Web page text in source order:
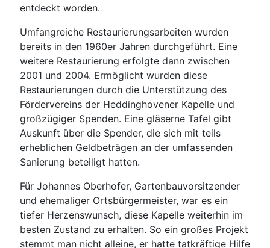
entdeckt worden.
Umfangreiche Restaurierungsarbeiten wurden
bereits in den 1960er Jahren durchgeführt. Eine
weitere Restaurierung erfolgte dann zwischen
2001 und 2004. Ermöglicht wurden diese
Restaurierungen durch die Unterstützung des
Fördervereins der Heddinghovener Kapelle und
großzügiger Spenden. Eine gläserne Tafel gibt
Auskunft über die Spender, die sich mit teils
erheblichen Geldbeträgen an der umfassenden
Sanierung beteiligt hatten.
Für Johannes Oberhofer, Gartenbauvorsitzender
und ehemaliger Ortsbürgermeister, war es ein
tiefer Herzenswunsch, diese Kapelle weiterhin im
besten Zustand zu erhalten. So ein großes Projekt
stemmt man nicht alleine, er hatte tatkräftige Hilfe